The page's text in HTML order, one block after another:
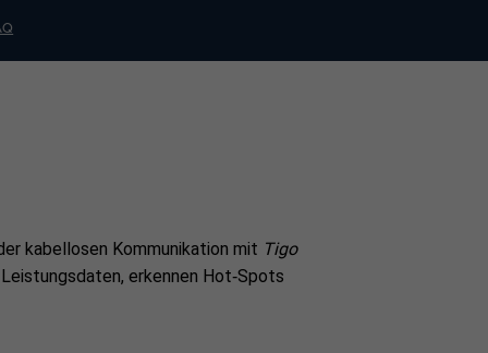
kabellosen Kommunikation mit Tigo
erkennen Hot‑Spots